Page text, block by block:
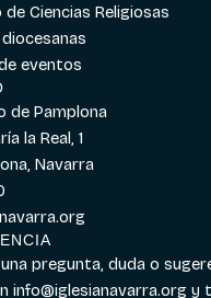
Ciencias Religiosas
eventos
de Pamplona
la Real, 1
Navarra
pregunta, duda o
info@iglesianavarra.org y